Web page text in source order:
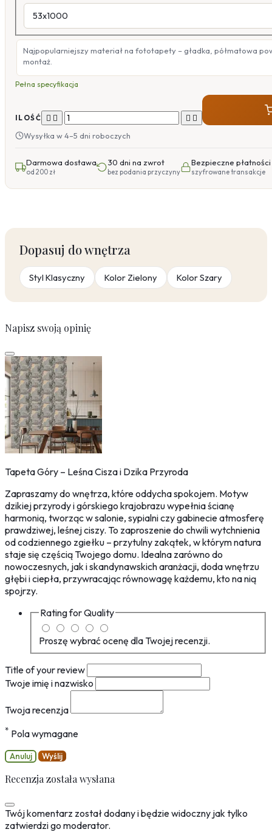
Najpopularniejszy materiał na fototapety – gładka, półmatowa
montaż.
Pełna specyfikacja
ILOŚĆ    
Wysyłka w 4–5 dni roboczych
Darmowa dostawa
od 200 zł
30 dni na zwrot
bez podania przyczyny
Bezpieczne płatności
szyfrowane transakcje
Dopasuj do wnętrza
Styl Klasyczny Kolor Zielony Kolor Szary
Napisz swoją opinię
Tapeta Góry – Leśna Cisza i Dzika Przyroda
Zapraszamy do wnętrza, które oddycha spokojem. Motyw
dzikiej przyrody i górskiego krajobrazu wypełnia ścianę
harmonią, tworząc w salonie, sypialni czy gabinecie atmosferę
prawdziwej, leśnej ciszy. To zaproszenie do chwili wytchnienia
od codziennego zgiełku – przytulny zakątek, w którym natura
staje się częścią Twojego domu. Idealna zarówno do
nowoczesnych, jak i skandynawskich aranżacji, doda wnętrzu
głębi i ciepła, przywracając równowagę każdemu, kto na nią
spojrzy.
Rating forQuality
Proszę wybrać ocenę dla Twojej recenzji.
Title of your review
Twoje imię i nazwisko
Twoja recenzja
* Pola wymagane
Anuluj Wyślij
Recenzja została wysłana
Twój komentarz został dodany i będzie widoczny jak tylko
zatwierdzi go moderator.